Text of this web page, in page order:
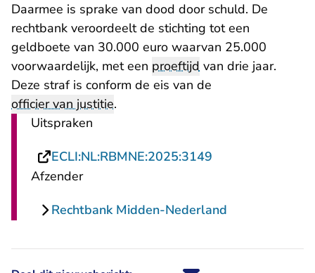
Daarmee is sprake van dood door schuld. De
rechtbank veroordeelt de stichting tot een
geldboete van 30.000 euro waarvan 25.000
voorwaardelijk, met een proeftijd van drie jaar.
Deze straf is conform de eis van de
officier van justitie.
Uitspraken
ECLI:NL:RBMNE:2025:3149
Afzender
Rechtbank Midden-Nederland